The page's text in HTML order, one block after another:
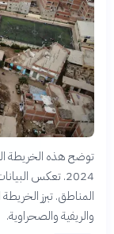
توضح هذه الخريطة
2024. تعكس
المناطق. تبرز
والريفية والصحراوية.